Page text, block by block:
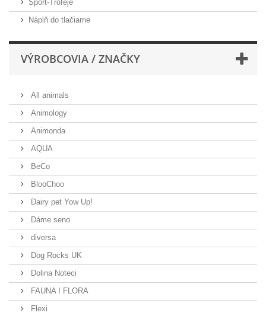
Šport-Trofeje
Náplň do tlačiarne
VÝROBCOVIA / ZNAČKY
All animals
Animology
Animonda
AQUA
BeCo
BlooChoo
Dairy pet Yow Up!
Dáme seno
diversa
Dog Rocks UK
Dolina Noteci
FAUNA I FLORA
Flexi